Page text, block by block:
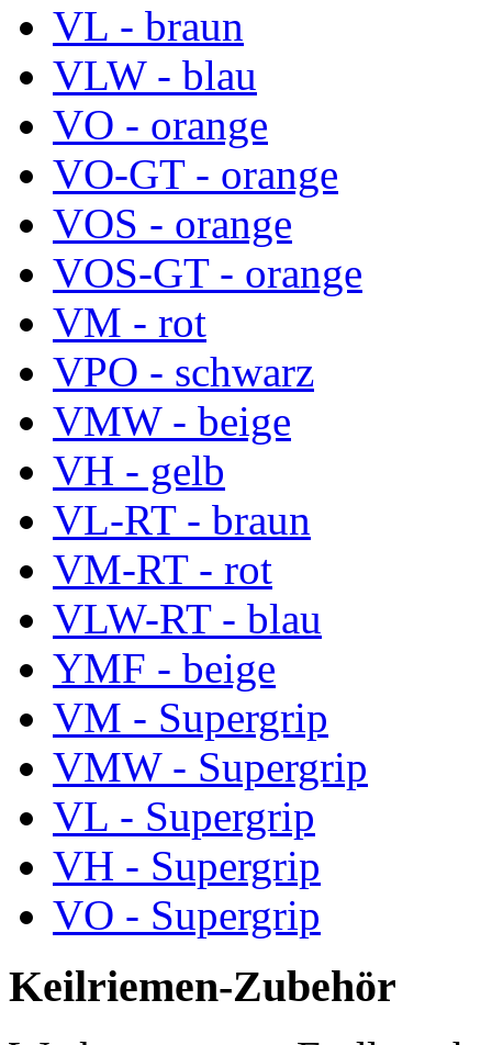
VL - braun
VLW - blau
VO - orange
VO-GT - orange
VOS - orange
VOS-GT - orange
VM - rot
VPO - schwarz
VMW - beige
VH - gelb
VL-RT - braun
VM-RT - rot
VLW-RT - blau
YMF - beige
VM - Supergrip
VMW - Supergrip
VL - Supergrip
VH - Supergrip
VO - Supergrip
Keilriemen-Zubehör